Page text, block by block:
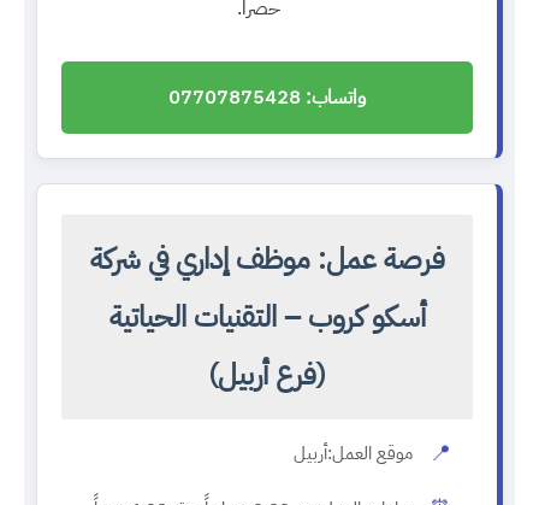
حصراً.
واتساب: 07707875428
فرصة عمل: موظف إداري في شركة
أسكو كروب – التقنيات الحياتية
(فرع أربيل)
📍 موقع العمل:أربيل